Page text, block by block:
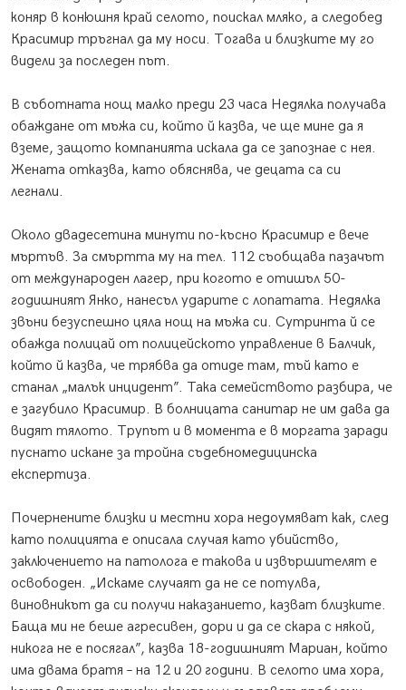
коняр в конюшня край селото, поискал мляко, а следобед
Красимир тръгнал да му носи. Тогава и близките му го
видели за последен път.
В съботната нощ малко преди 23 часа Недялка получава
обаждане от мъжа си, който й казва, че ще мине да я
вземе, защото компанията искала да се запознае с нея.
Жената отказва, като обяснява, че децата са си
легнали.
Около двадесетина минути по-късно Красимир е вече
мъртъв. За смъртта му на тел. 112 съобщава пазачът
от международен лагер, при когото е отишъл 50-
годишният Янко, нанесъл ударите с лопатата. Недялка
звъни безуспешно цяла нощ на мъжа си. Сутринта й се
обажда полицай от полицейското управление в Балчик,
който й казва, че трябва да отиде там, тъй като е
станал „малък инцидент”. Така семейството разбира, че
е загубило Красимир. В болницата санитар не им дава да
видят тялото. Трупът и в момента е в моргата заради
пуснато искане за тройна съдебномедицинска
експертиза.
Почернените близки и местни хора недоумяват как, след
като полицията е описала случая като убийство,
заключението на патолога е такова и извършителят е
освободен. „Искаме случаят да не се потулва,
виновникът да си получи наказанието, казват близките.
Баща ми не беше агресивен, дори и да се скара с някой,
никога не е посягал”, казва 18-годишният Мариан, който
има двама братя – на 12 и 20 години. В селото има хора,